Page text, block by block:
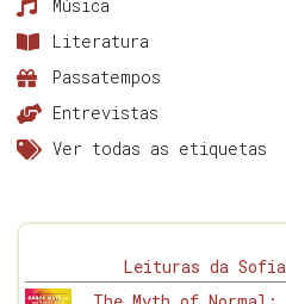
Música
Literatura
Passatempos
Entrevistas
Ver todas as etiquetas
Leituras da Sofia